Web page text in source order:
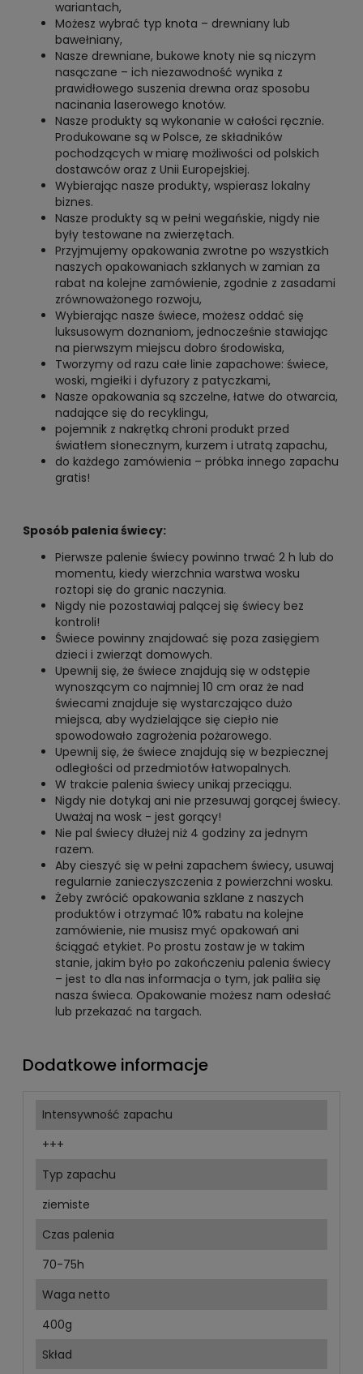
wariantach,
Możesz wybrać typ knota – drewniany lub
bawełniany,
Nasze drewniane, bukowe knoty nie są niczym
nasączane – ich niezawodność wynika z
prawidłowego suszenia drewna oraz sposobu
nacinania laserowego knotów.
Nasze produkty są wykonanie w całości ręcznie.
Produkowane są w Polsce, ze składników
pochodzących w miarę możliwości od polskich
dostawców oraz z Unii Europejskiej.
Wybierając nasze produkty, wspierasz lokalny
biznes.
Nasze produkty są w pełni wegańskie, nigdy nie
były testowane na zwierzętach.
Przyjmujemy opakowania zwrotne po wszystkich
naszych opakowaniach szklanych w zamian za
rabat na kolejne zamówienie, zgodnie z zasadami
zrównoważonego rozwoju,
Wybierając nasze świece, możesz oddać się
luksusowym doznaniom, jednocześnie stawiając
na pierwszym miejscu dobro środowiska,
Tworzymy od razu całe linie zapachowe: świece,
woski, mgiełki i dyfuzory z patyczkami,
Nasze opakowania są szczelne, łatwe do otwarcia,
nadające się do recyklingu,
pojemnik z nakrętką chroni produkt przed
światłem słonecznym, kurzem i utratą zapachu,
do każdego zamówienia – próbka innego zapachu
gratis!
Sposób palenia świecy:
Pierwsze palenie świecy powinno trwać 2 h lub do
momentu, kiedy wierzchnia warstwa wosku
roztopi się do granic naczynia.
Nigdy nie pozostawiaj palącej się świecy bez
kontroli!
Świece powinny znajdować się poza zasięgiem
dzieci i zwierząt domowych.
Upewnij się, że świece znajdują się w odstępie
wynoszącym co najmniej 10 cm oraz że nad
świecami znajduje się wystarczająco dużo
miejsca, aby wydzielające się ciepło nie
spowodowało zagrożenia pożarowego.
Upewnij się, że świece znajdują się w bezpiecznej
odległości od przedmiotów łatwopalnych.
W trakcie palenia świecy unikaj przeciągu.
Nigdy nie dotykaj ani nie przesuwaj gorącej świecy.
Uważaj na wosk - jest gorący!
Nie pal świecy dłużej niż 4 godziny za jednym
razem.
Aby cieszyć się w pełni zapachem świecy, usuwaj
regularnie zanieczyszczenia z powierzchni wosku.
Żeby zwrócić opakowania szklane z naszych
produktów i otrzymać 10% rabatu na kolejne
zamówienie, nie musisz myć opakowań ani
ściągać etykiet. Po prostu zostaw je w takim
stanie, jakim było po zakończeniu palenia świecy
– jest to dla nas informacja o tym, jak paliła się
nasza świeca. Opakowanie możesz nam odesłać
lub przekazać na targach.
Dodatkowe informacje
Intensywność zapachu
+++
Typ zapachu
ziemiste
Czas palenia
70-75h
Waga netto
400g
Skład